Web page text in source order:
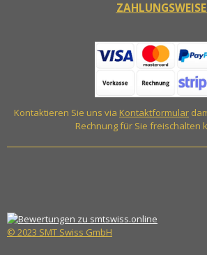
Kontaktieren Sie uns via Kontaktformular
Rechnung für Sie freischalten
© 2023 SMT Swiss GmbH